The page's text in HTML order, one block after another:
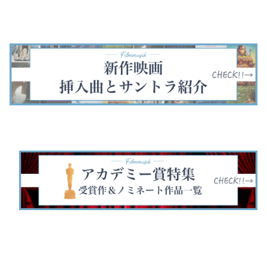
のを阻止するため
に宇宙へ送られた
科学教師が未知の
せて解決に臨むSF
映…
ルスを舞台とした
スリラー映画で
す。女優シャロ
ン・テートがカル
ト集団に殺害…
ニストウエスタン
映画です。第85回
アカデミー賞では
作品賞を含む5部
門にノミネート…
3作目『28年
後…』の続編で
す。『キャン
マン』のニア
コスタが…